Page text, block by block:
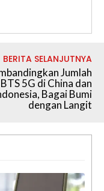
BERITA SELANJUTNYA
Jumlah
BTS 5G di China dan
Bagai Bumi
dengan Langit